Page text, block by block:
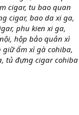
cigar, tu bao quan
cigar, bao da xi ga,
phu kien xi ga,
hộp bảo quản xì
giữ ẩm xì gà cohiba,
tủ đựng cigar cohiba